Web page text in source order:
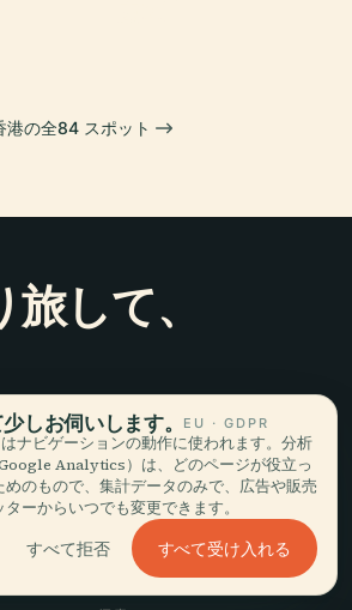
港の全84 スポット
して、
登録
しお伺いします。 EU · GDPR
ナビゲーションの動作に使われます。分析
Analytics）は、どのページが役立っ
のもので、集計データのみで、広告や販売
ーからいつでも変更できます。
すべて拒否 すべて受け入れる